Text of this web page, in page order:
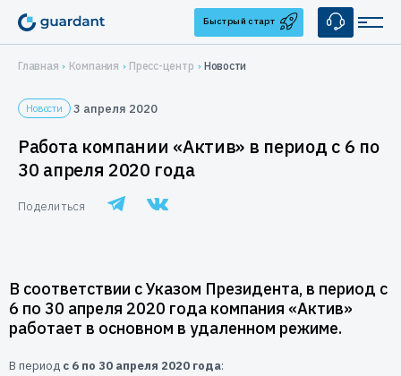
Решения
1С-конфигурации
IoT и оборудование
Защита встраиваемых систем
Управление продажами ПО
Применение
Медицинское оборудование
1С-конфигурации
Системы автоматизированного проектирования
Продукты
Аппаратные ключи
Guardant Chip
Программные ключи Guardant DL
Консалтинг
Цены и заказ
Дилеры
Компания
О нас
Контакты
Поддержка
Разработчикам
Быстрый старт
Главная Компания Пресс-центр Новости
Новости 3 апреля 2020
Работа компании «Актив» в период с 6 по
30 апреля 2020 года
Поделиться
В соответствии с Указом Президента, в период с
6 по 30 апреля 2020 года компания «Актив»
работает в основном в удаленном режиме.
В период с 6 по 30 апреля 2020 года: